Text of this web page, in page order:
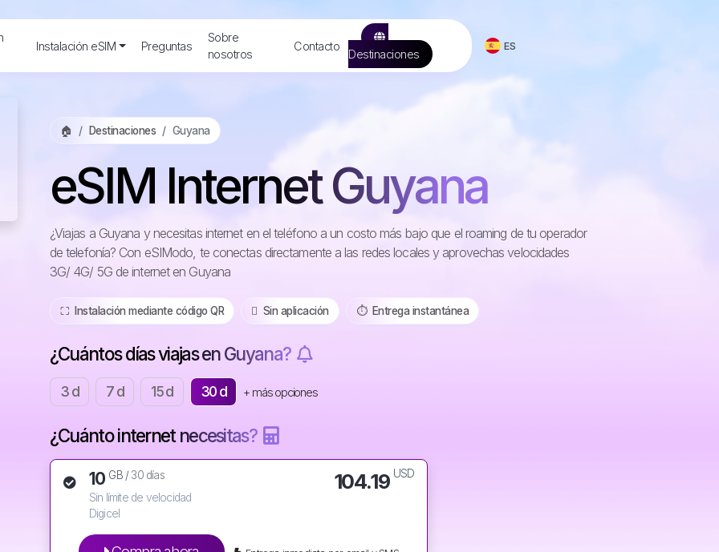
Instalación eSIM Preguntas
Sobre
nosotros
Contacto
Destinaciones
ES
🏠 Destinaciones Guyana
eSIM Internet Guyana
¿Viajas a Guyana y necesitas internet en el teléfono a un costo más bajo que el roaming de tu operador
de telefonía? Con eSIModo, te conectas directamente a las redes locales y aprovechas velocidades
3G/ 4G/ 5G de internet en Guyana
⛶️️ Instalación mediante código QR ️ Sin aplicación ⏱️️ Entrega instantánea
¿Cuántos días viajas en Guyana?
3 d 7 d 15 d 30 d + más opciones
¿Cuánto internet necesitas?
10 GB /30 días
Sin límite de velocidad
Digicel
104.19 USD